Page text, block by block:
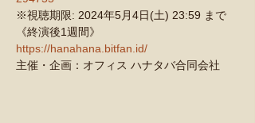
※視聴期限: 2024年5月4日(土) 23:59 まで
《終演後1週間》
https://hanahana.bitfan.id/
主催・企画：オフィス ハナタバ合同会社